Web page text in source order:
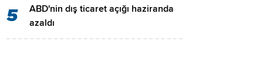
5
ABD'nin dış ticaret açığı haziranda
azaldı